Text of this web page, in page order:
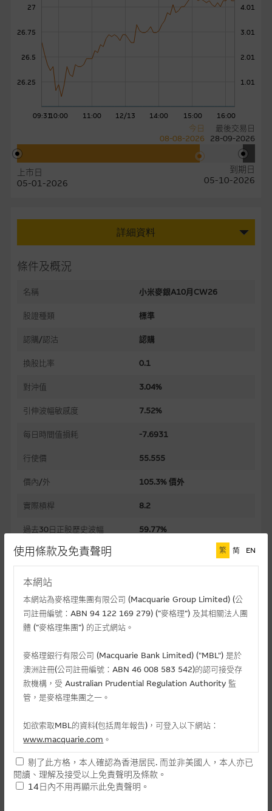
09:3110:00 11:00 12/13 14:00 15:00 16:00
1.01
2.01
3.01
4.01
26.25
26.5
26.75
27
上市日
05-01-2026
今日
08-08-2026
最後交易日
28-09-2026
到期日
05-10-2026
詳細資料
條件及概況
名稱 小米麥銀A10月CW26
股證種類 標準
認購/認沽 認購
換股比率 0.1
對沖值 3.04%
引伸波幅敏感度 7.52%
每日時間值損耗 -7.6931
行使價 55.555
價內/外 105.3% 價外
實際槓桿 8.2
過去30日正股歷史波幅 59.77%
槓桿比率
溢價
引伸波幅 86.33%
到期日(日-月-年)
最後交易日(日-月-年) 28/09/2026
距離到期日
每手(份) 2,000
街貨量(百萬份)
街貨百分比 1.99%
最後更新日期： 07-08-2026 16:20
使用條款及免責聲明 繁 简 EN
本網站
本網站為麥格理集團有限公司 (Macquarie Group Limited) (公
司註冊編號：ABN 94 122 169 279) (”麥格理”) 及其相關法人團
體 (”麥格理集團”) 的正式網站。
麥格理銀行有限公司 (Macquarie Bank Limited) ("MBL") 是於
澳洲註冊(公司註冊編號：ABN 46 008 583 542)的認可接受存
款機構，受 Australian Prudential Regulation Authority 監
管，是麥格理集團之一。
如欲索取MBL的資料(包括周年報告)，可登入以下網站：
www.macquarie.com 。
本網站所載資料會隨時更改，而不作另行通知，如閣下欲取麥格
理的資料，可直接聯絡本集團職員。
剔了此方格，本人確認為香港居民. 而並非美國人，本人亦已
閱讀、理解及接受以上免責聲明及條款。
14日內不用再顯示此免責聲明。